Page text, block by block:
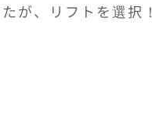
が、リフトを選択！